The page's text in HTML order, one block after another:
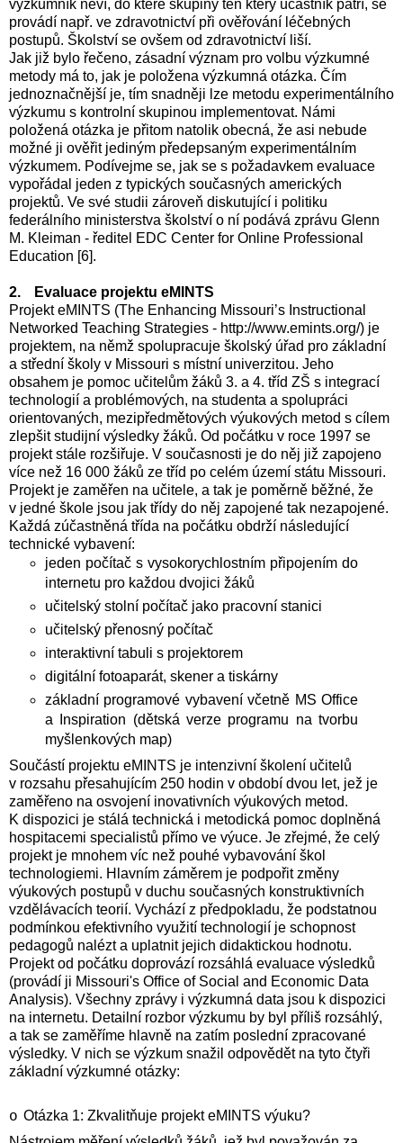
výzkumník neví, do které skupiny ten který účastník patří, se
provádí např. ve zdravotnictví při ověřování léčebných
postupů. Školství se ovšem od zdravotnictví liší.
Jak již bylo řečeno, zásadní význam pro volbu výzkumné
metody má to, jak je položena výzkumná otázka. Čím
jednoznačnější je, tím snadněji lze metodu experimentálního
výzkumu s kontrolní skupinou implementovat. Námi
položená otázka je přitom natolik obecná, že asi nebude
možné ji ověřit jediným předepsaným experimentálním
výzkumem. Podívejme se, jak se s požadavkem evaluace
vypořádal jeden z typických současných amerických
projektů. Ve své studii zároveň diskutující i politiku
federálního ministerstva školství o ní podává zprávu Glenn
M. Kleiman - ředitel EDC Center for Online Professional
Education [6].
2.
Evaluace projektu eMINTS
Projekt eMINTS (The Enhancing Missouri’s Instructional
Networked Teaching Strategies - http://www.emints.org/) je
projektem, na němž spolupracuje školský úřad pro základní
a střední školy v Missouri s místní univerzitou. Jeho
obsahem je pomoc učitelům žáků 3. a 4. tříd ZŠ s integrací
technologií a problémových, na studenta a spolupráci
orientovaných, mezipředmětových výukových metod s cílem
zlepšit studijní výsledky žáků. Od počátku v roce 1997 se
projekt stále rozšiřuje. V současnosti je do něj již zapojeno
více než 16 000 žáků ze tříd po celém území státu Missouri.
Projekt je zaměřen na učitele, a tak je poměrně běžné, že
v jedné škole jsou jak třídy do něj zapojené tak nezapojené.
Každá zúčastněná třída na počátku obdrží následující
technické vybavení:
jeden počítač s vysokorychlostním připojením do
internetu pro každou dvojici žáků
učitelský stolní počítač jako pracovní stanici
učitelský přenosný počítač
interaktivní tabuli s projektorem
digitální fotoaparát, skener a tiskárny
základní programové vybavení včetně MS Office
a Inspiration (dětská verze programu na tvorbu
myšlenkových map)
Součástí projektu eMINTS je intenzivní školení učitelů
v rozsahu přesahujícím 250 hodin v období dvou let, jež je
zaměřeno na osvojení inovativních výukových metod.
K dispozici je stálá technická i metodická pomoc doplněná
hospitacemi specialistů přímo ve výuce. Je zřejmé, že celý
projekt je mnohem víc než pouhé vybavování škol
technologiemi. Hlavním záměrem je podpořit změny
výukových postupů v duchu současných konstruktivních
vzdělávacích teorií. Vychází z předpokladu, že podstatnou
podmínkou efektivního využití technologií je schopnost
pedagogů nalézt a uplatnit jejich didaktickou hodnotu.
Projekt od počátku doprovází rozsáhlá evaluace výsledků
(provádí ji Missouri's Office of Social and Economic Data
Analysis). Všechny zprávy i výzkumná data jsou k dispozici
na internetu. Detailní rozbor výzkumu by byl příliš rozsáhlý,
a tak se zaměříme hlavně na zatím poslední zpracované
výsledky. V nich se výzkum snažil odpovědět na tyto čtyři
základní výzkumné otázky:
o Otázka 1: Zkvalitňuje projekt eMINTS výuku?